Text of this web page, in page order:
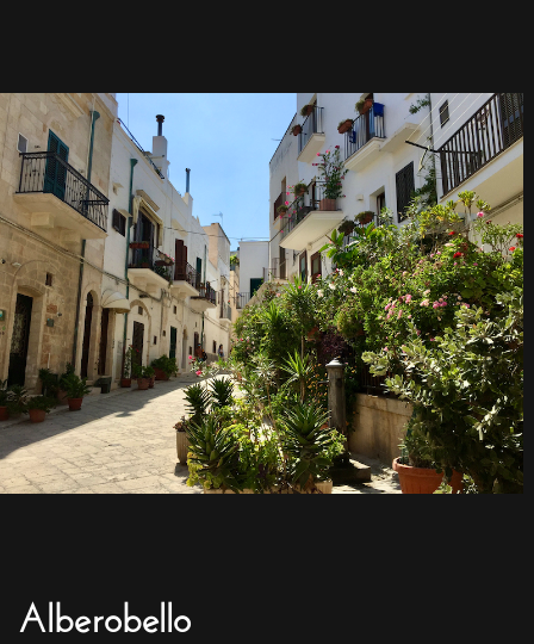
Alberobello